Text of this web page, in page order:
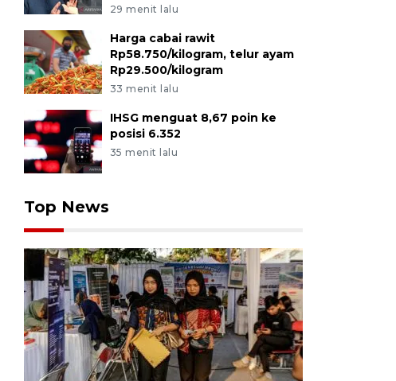
29 menit lalu
Harga cabai rawit
Rp58.750/kilogram, telur ayam
Rp29.500/kilogram
33 menit lalu
IHSG menguat 8,67 poin ke
posisi 6.352
35 menit lalu
Top News